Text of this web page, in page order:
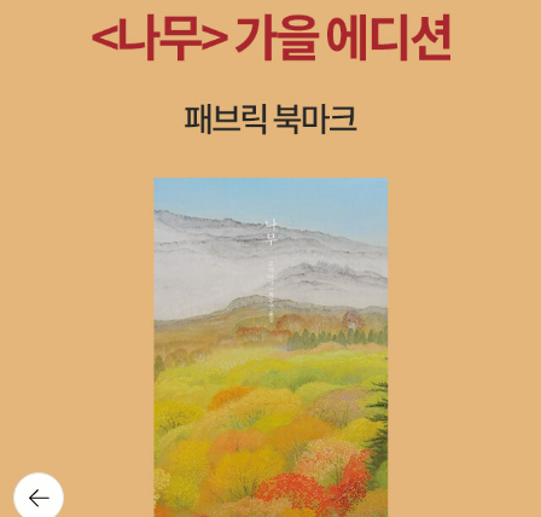
의 겹침과 융해, 그리고 신비주의 지식을 드러내는 제목이다. <대장
장이와 연금술사>는 책표지도 그렇고, 처음엔 엘리아데의 소설책인
줄 알았다. 이 책은 분량은 적지만, 다른 책들에 분산되어 있는 엘리
아데의 원초적인 관심 영역이라 할 수 있는 '연금술'만을 본격적으로
피스토펠레스와 양성인>은 책표지부터 범상치 않다. 메피스토펠레
스를 대극의 합일을 염두해 두고, '음'의 측면에서 긍정적으로 살피는
그의 입장은 융의 심리학과 닮아 보인다(윗글에서 엘리아데가 괴테에
서 받은 영향을 말했었는데, 융하고도 다정히 찍은 사진도 있는 것으
로 봐선 꽤 교류가 있었던 거 같다). 그래서 괴테의 파우스트의 모습
과 다른 메피스토에 대해 더욱 자세히 알고 싶은 음지의 욕구를 자극
한다. 엘리아데, 융 그리고 '양성인(androgyny)'에 대한 얘기가 나온
김에 덧붙이자면, 존 카메론 미첼이 감독과 주연을 맡은 영화 [헤드윅
(Hedwig)]에서는 원초적 형태의 양성의 행복한 결합체를 바라는 심
것”이라고 주장했다. 엘리아데 종교학의 성격을 보다 종교학적으로,
냉정하게 평가할 필요가 있다는 것이다. 또한 이창익 연구원은 “엘리
서, 자기 나름의 현상학적·해석학적 대안을 제시한 것으로 보인다”며
도 제기됐다. 정재서 이화여대 교수(중문학)는 “엘리아데는 끊임없이
동일한 패턴으로 신화를 분석해 신화 자체가 갖는 이데올로기적 측면
을 소홀히 하고 있다”고 지적한다. 또, 정 교수는 “에누마 엘리쉬 신화
에서는 당시 사회 권력관계의 변천 및 신구세력의 갈등을 읽어낼 수
도 있는데, 엘리아데는 초월의 측면만을 보여주고 있어 현대문명의
고질적 병폐를 신화로써 치유할 수 있다는 ‘신화 만능주의’를 야기시
킨다”고 비판했다.-또한 김현자 서울대 종교문제연구소 연구원(중국
신화)은 “뒤메질이나 레비스트로스의 경우 신화가 담겨있는 문화적
컨텍스트를 철저히 파악한 후, 역사와 문화 전체 속에서 신화를 해석
알겠지만,스위스의 기호학자 소쉬르와 함께 논리학자이자 철학자인
베르토 에코 또한 퍼스의 영향을 많이 받고 있다. 칼 오토-아펠이나
하버마스 같은 독일 철학자들도). 하지만, 그 지명도나 위상에 비하면
그간에 기이할 정도로 소개가이루어지지 않았는데(물론 관련 논문들
은 드물지 않다), 이번에 체면 치레할 정도의 책이 출간된 것.소개를
읽어본다. '한국 인문학계에 상대적으로 잘 알려지지 않은 찰스 샌더
스 퍼스는 미국이 배출한 가장 독창적이고 다재다능한 철학자이자,
논리학자이자, 기호학자이다. 이 책은 소쉬르와 함께 기호학의 선구
자 중 하나로 평가받는 그의 수학, 화학, 심리학까지 아우르는 방대한
사상 가운데서 기호론과 현상론과 관련된 글들을 뽑아 한국 기호학의
권위자 김성도 교수의 손으로 편역한 것.'편제는'총 4개의 장과 부록
으로 구성되어 있다. 1장은 현상론과 관련된 단락으로 그의 유명한 삼
범주론을 주로 다룬다. 2장은 세미오시스 및 해석체 개념, 기호의 삼
프레드 히치콕>(현대미학사, 2004)도 히치콕의 초기작들을 다루고
있는 기본서이다. 거기에 새로운 기본서로 추가된 것이 지젝의 <감히
(기본서들은 우리 교양의 기초를 튼실하게 해준다). 게다가 다행스럽
다). 하니 여유만만한 분들은 45편의 영화 리스트와 스포토의 해설
을 옆에 놓고 히치콕의 영화들을 연대기순으로 죽 관람하시면 되겠
다. 로로로 시리즈로 나온 또다른 전기 <앨프레드 히치콕>(한길사, 1
997)은 너무 간략한 느낌이 있지만 일독할 만하다(이 책에 대해서
는 '리뷰'를 쓴 적이 있다). 저작 목록을 보건대 스포토는 일급의 전기
작가이며, 극작가 테네시 윌리엄즈와 배우 마릴린 먼로, 제임스 딘, 로
렌스 올리비에, 잉그리드 버그만 등에 관한 전기도 갖고 있다. 그 중에
서 국내엔 <제임스 딘>(한길아트, 1999)이 번역돼 있다. 예수와 성
프란치스코에 대한 전기도 쓴 걸로 봐서 거의 종횡무진이라고 해야
뒤로가
기